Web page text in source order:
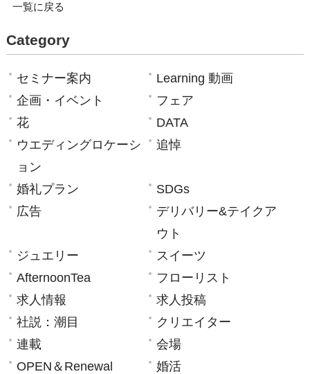
一覧に戻る
Category
セミナー案内
Learning 動画
企画・イベント
フェア
花
DATA
ウエディングロケーシ
ョン
追悼
婚礼プラン
SDGs
広告
デリバリー&テイクア
ウト
ジュエリー
スイーツ
AfternoonTea
フローリスト
求人情報
求人投稿
社説：潮目
クリエイター
連載
会場
OPEN＆Renewal
婚活